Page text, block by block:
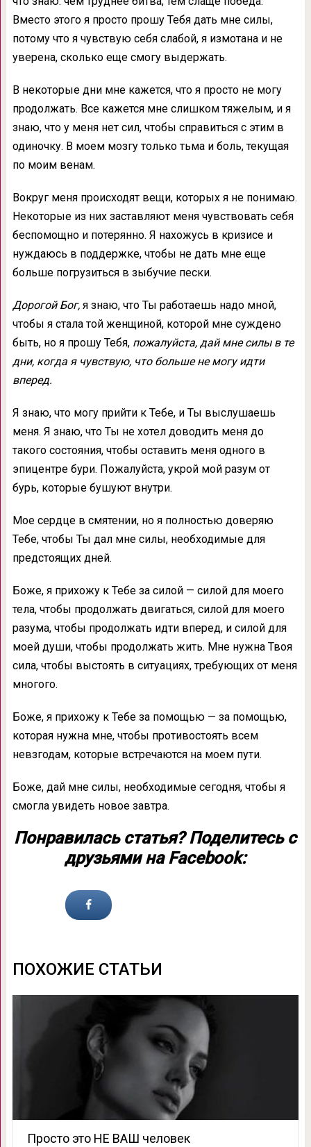
Вместо этого я просто прошу Тебя дать мне силы,
потому что я чувствую себя слабой, я измотана и не
уверена, сколько еще смогу выдержать.
В некоторые дни мне кажется, что я просто не могу
продолжать. Все кажется мне слишком тяжелым, и я
знаю, что у меня нет сил, чтобы справиться с этим в
одиночку. В моем мозгу только тьма и боль, текущая
по моим венам.
Вокруг меня происходят вещи, которых я не понимаю.
Некоторые из них заставляют меня чувствовать себя
беспомощно и потерянно. Я нахожусь в кризисе и
нуждаюсь в поддержке, чтобы не дать мне еще
больше погрузиться в зыбучие пески.
Дорогой Бог,я знаю, что Ты работаешь надо мной,
чтобы я стала той женщиной, которой мне суждено
быть, но я прошу Тебя,пожалуйста, дай мне силы в те
дни, когда я чувствую, что больше не могу идти
вперед.
Я знаю, что могу прийти к Тебе, и Ты выслушаешь
меня. Я знаю, что Ты не хотел доводить меня до
такого состояния, чтобы оставить меня одного в
эпицентре бури. Пожалуйста, укрой мой разум от
бурь, которые бушуют внутри.
Мое сердце в смятении, но я полностью доверяю
Тебе, чтобы Ты дал мне силы, необходимые для
предстоящих дней.
Боже, я прихожу к Тебе за силой — силой для моего
тела, чтобы продолжать двигаться, силой для моего
разума, чтобы продолжать идти вперед, и силой для
моей души, чтобы продолжать жить. Мне нужна Твоя
сила, чтобы выстоять в ситуациях, требующих от меня
многого.
Боже, я прихожу к Тебе за помощью — за помощью,
которая нужна мне, чтобы противостоять всем
невзгодам, которые встречаются на моем пути.
Боже, дай мне силы, необходимые сегодня, чтобы я
смогла увидеть новое завтра.
Понравилась статья? Поделитесь с
друзьями на Facebook:
ПОХОЖИЕ СТАТЬИ
Просто это НЕ ВАШ человек